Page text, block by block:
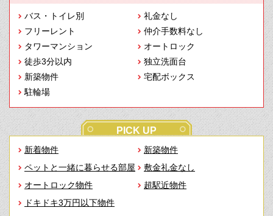
バス・トイレ別
礼金なし
フリーレント
仲介手数料なし
タワーマンション
オートロック
徒歩3分以内
独立洗面台
新築物件
宅配ボックス
駐輪場
PICK UP
新着物件
新築物件
ペットと一緒に暮らせる部屋
敷金礼金なし
オートロック物件
超駅近物件
ドキドキ3万円以下物件